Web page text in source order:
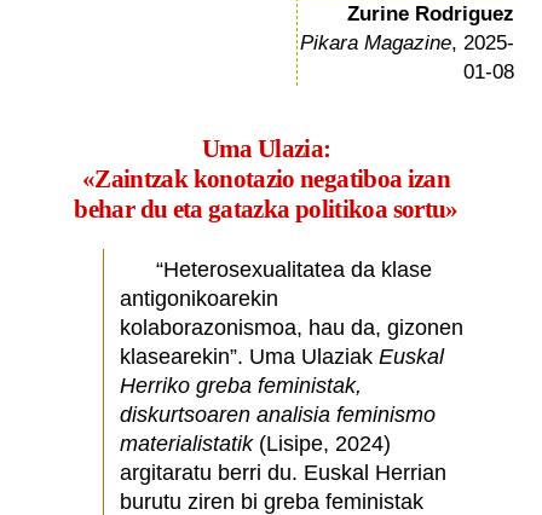
Zurine Rodriguez
Pikara Magazine, 2025-
01-08
Uma Ulazia:
«Zaintzak konotazio negatiboa izan
behar du eta gatazka politikoa sortu»
“Heterosexualitatea da klase
antigonikoarekin
kolaborazonismoa, hau da, gizonen
klasearekin”. Uma Ulaziak Euskal
Herriko greba feministak,
diskurtsoaren analisia feminismo
materialistatik(Lisipe, 2024)
argitaratu berri du. Euskal Herrian
burutu ziren bi greba feministak